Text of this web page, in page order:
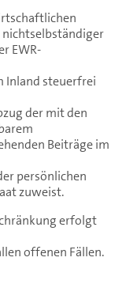
nichtselbständiger
EWR-
Inland steuerfrei
der mit den
Beiträge im
persönlichen
zuweist.
erfolgt
offenen Fällen.